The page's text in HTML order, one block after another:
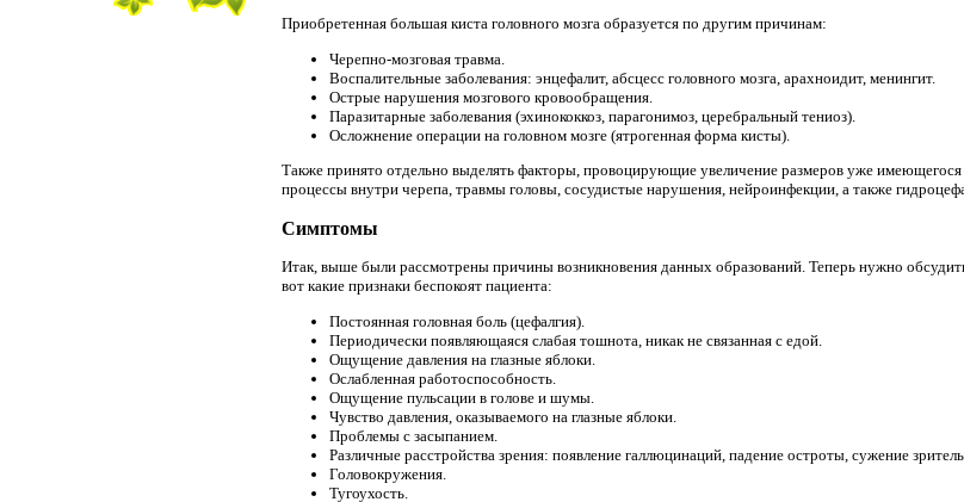
Приобретенная большая киста головного мозга образуется по другим причинам:
Черепно-мозговая травма.
Воспалительные заболевания: энцефалит, абсцесс головного мозга, арахноидит, менингит.
Острые нарушения мозгового кровообращения.
Паразитарные заболевания (эхинококкоз, парагонимоз, церебральный тениоз).
Осложнение операции на головном мозге (ятрогенная форма кисты).
Также принято отдельно выделять факторы, провоцирующие увеличение размеров уже
процессы внутри черепа, травмы головы, сосудистые нарушения, нейроинфекции, а также
Симптомы
Итак, выше были рассмотрены причины возникновения данных образований. Теперь нужно
вот какие признаки беспокоят пациента:
Постоянная головная боль (цефалгия).
Периодически появляющаяся слабая тошнота, никак не связанная с едой.
Ощущение давления на глазные яблоки.
Ослабленная работоспособность.
Ощущение пульсации в голове и шумы.
Чувство давления, оказываемого на глазные яблоки.
Проблемы с засыпанием.
Различные расстройства зрения: появление галлюцинаций, падение остроты, сужение
Головокружения.
Тугоухость.